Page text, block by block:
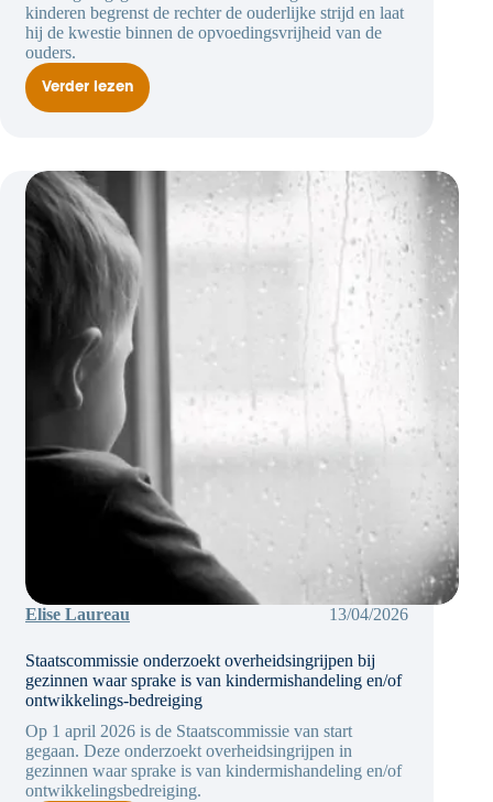
kinderen begrenst de rechter de ouderlijke strijd en laat
hij de kwestie binnen de opvoedingsvrijheid van de
ouders.
Verder lezenGezagsgeschil
Elise Laureau 13/04/2026
Staatscommissie onderzoekt overheidsingrijpen bij
gezinnen waar sprake is van kindermishandeling en/of
ontwikkelings-bedreiging
Op 1 april 2026 is de Staatscommissie van start
gegaan. Deze onderzoekt overheidsingrijpen in
gezinnen waar sprake is van kindermishandeling en/of
ontwikkelingsbedreiging.